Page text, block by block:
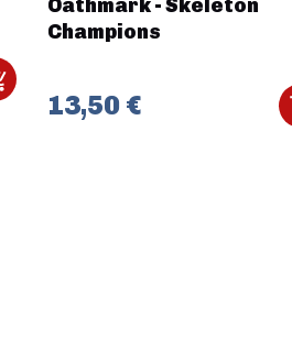
Oathmark - Skeleton
Champions
13,50 €